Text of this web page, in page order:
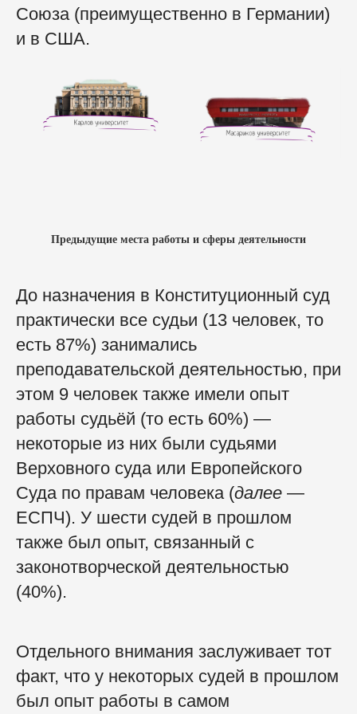
Союза (преимущественно в Германии)
и в США.
Предыдущие места работы и сферы деятельности
До назначения в Конституционный суд
практически все судьи (13 человек, то
есть 87%) занимались
преподавательской деятельностью, при
этом 9 человек также имели опыт
работы судьёй (то есть 60%) —
некоторые из них были судьями
Верховного суда или Европейского
Суда по правам человека (далее —
ЕСПЧ). У шести судей в прошлом
также был опыт, связанный с
законотворческой деятельностью
(40%).
Отдельного внимания заслуживает тот
факт, что у некоторых судей в прошлом
был опыт работы в самом